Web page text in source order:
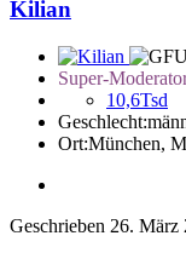
Kilian
Super-
10,6Tsd
Geschlecht:
Ort:München,
Geschrieben 26. März